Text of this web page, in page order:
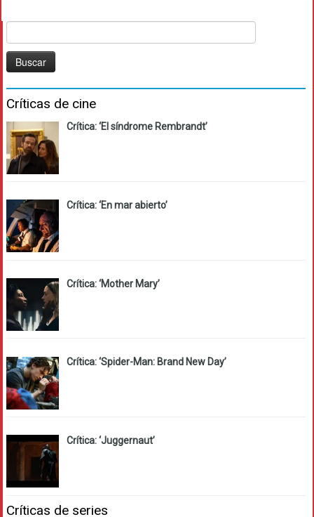
Críticas de cine
Crítica: ‘El síndrome Rembrandt’
Crítica: ‘En mar abierto’
Crítica: ‘Mother Mary’
Crítica: ‘Spider-Man: Brand New Day’
Crítica: ‘Juggernaut’
Críticas de series